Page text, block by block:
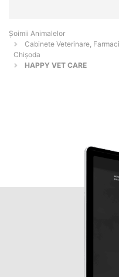
Şoimii Animalelor
Cabinete Veterinare,
Chişoda
HAPPY VET CARE